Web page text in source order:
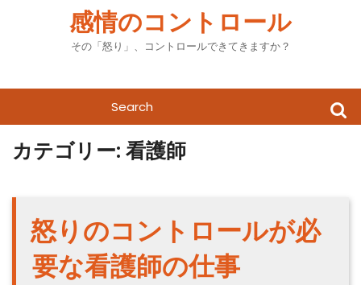
感情のコントロール
その「怒り」、コントロールできてきますか？
for:
カテゴリー: 看護師
怒りのコントロールが必
要な看護師の仕事